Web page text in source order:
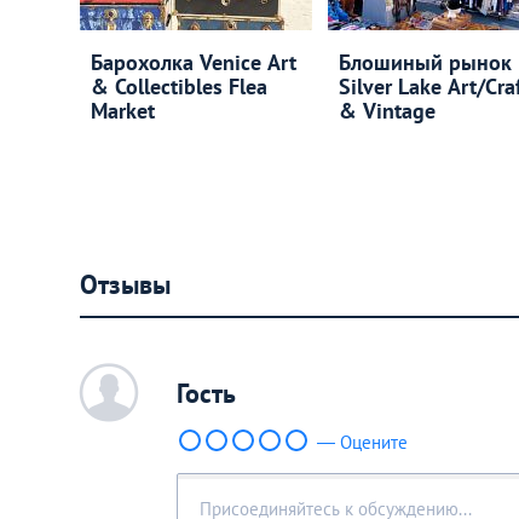
Барохолка Venice Art
& Collectibles Flea
Market
Блошиный рынок
Silver Lake Art/
& Vintage
Отзывы
c Гость
— Оцените